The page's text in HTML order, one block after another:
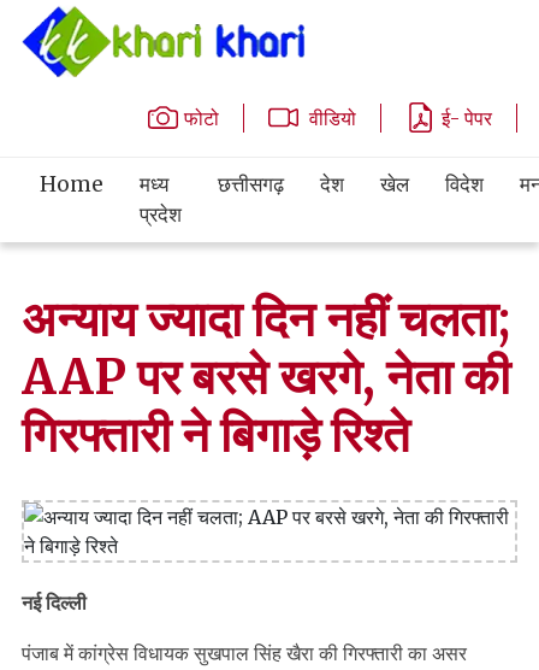
फोटो वीडियो ई- पेपर
Home
मध्य
प्रदेश
छत्तीसगढ़ देश खेल विदेश
अन्याय ज्यादा दिन नहीं चलता;
AAP पर बरसे खरगे, नेता की
गिरफ्तारी ने बिगाड़े रिश्ते
नई दिल्ली
पंजाब में कांग्रेस विधायक सुखपाल सिंह खैरा की गिरफ्तारी का असर